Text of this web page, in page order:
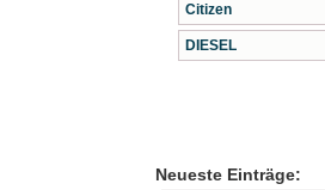
Citizen
DIESEL
Neueste Einträge: